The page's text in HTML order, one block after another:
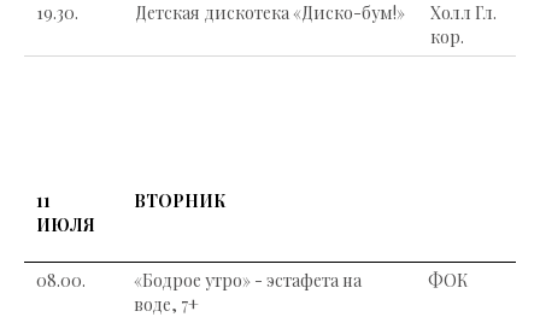
19.30.
Детская дискотека «Диско-бум!»
Холл Гл.
кор.
11
ИЮЛЯ
ВТОРНИК
08.00.
«Бодрое утро» - эстафета на
воде, 7+
ФОК